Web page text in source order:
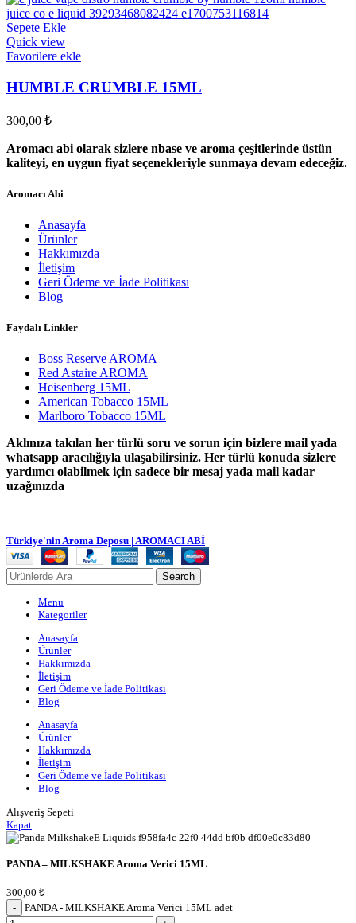
Sepete Ekle
Quick view
Favorilere ekle
HUMBLE CRUMBLE 15ML
300,00 ₺
Aromacı abi olarak sizlere nbase ve aroma çeşitlerinde üstün
kaliteyi, en uygun fiyat seçenekleriyle sunmaya devam edeceğiz.
Aromacı Abi
Anasayfa
Ürünler
Hakkımızda
İletişim
Geri Ödeme ve İade Politikası
Blog
Faydalı Linkler
Boss Reserve AROMA
Red Astaire AROMA
Heisenberg 15ML
American Tobacco 15ML
Marlboro Tobacco 15ML
Aklınıza takılan her türlü soru ve sorun için bizlere mail yada
whatsapp aracılığıyla ulaşabilirsiniz. Her türlü konuda sizlere
yardımcı olabilmek için sadece bir mesaj yada mail kadar
uzağınızda
Türkiye'nin Aroma Deposu | AROMACI ABİ
Search
Menu
Kategoriler
Anasayfa
Ürünler
Hakkımızda
İletişim
Geri Ödeme ve İade Politikası
Blog
Anasayfa
Ürünler
Hakkımızda
İletişim
Geri Ödeme ve İade Politikası
Blog
Alışveriş Sepeti
Kapat
PANDA – MILKSHAKE Aroma Verici 15ML
300,00 ₺
PANDA - MILKSHAKE Aroma Verici 15ML adet